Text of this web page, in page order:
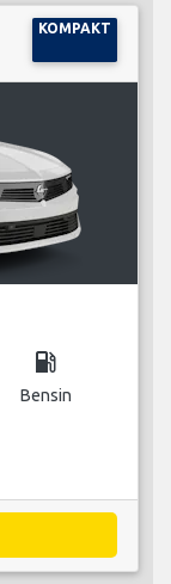
KOMPAKT
local_gas_station
Bensin